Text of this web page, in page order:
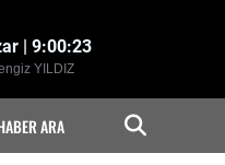
| 9:00:23
YILDIZ
ARA